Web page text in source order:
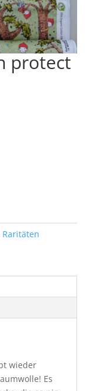
protect
Raritäten
wieder
Es